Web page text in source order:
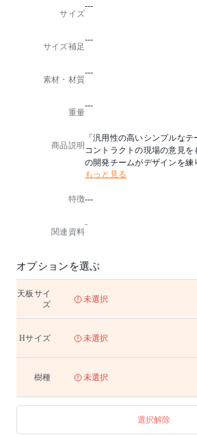
サイズ
---
サイズ補足
---
素材・材質
---
重量
---
商品説明
「汎用性の高いシンプルな
コントラクトの現場の意見
の開発チームがデザインを練
つくり込んでいった、 機能
がる有機的なライン。緩みに
付けて使う場合も邪魔になら
テーブル
D700〜950(50mm間隔で選択可
H400(天下355)/680(天下635)/
脚内はWから120mm引いた寸
テーブル
W1100〜1400(100mm間隔で選
H400(天下355)/680(天下635)/
脚内はWから120mm引いた寸
もっと見る
特徴---
関連資料
-
オプションを選ぶ
天板サイ
ズ
未選択
Hサイズ 未選択
樹種 未選択
選択解除